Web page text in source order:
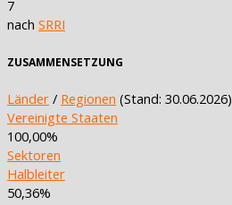
7
nach SRRI
ZUSAMMENSETZUNG
Länder / Regionen (Stand: 30.06.2026)
Vereinigte Staaten
100,00%
Sektoren
Halbleiter
50,36%